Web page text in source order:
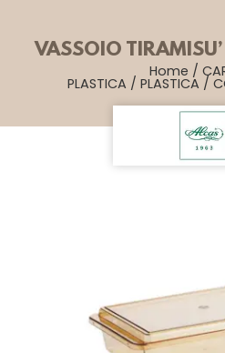
VASSOIO
Home /
PLASTICA / PLASTICA /